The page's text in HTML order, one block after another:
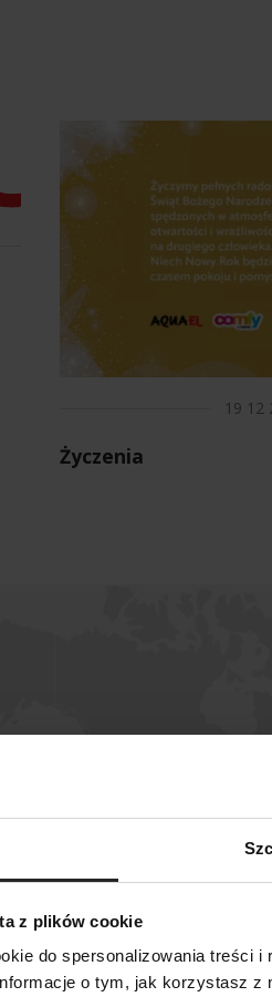
z plików cookie
do spersonalizowania treści i
o tym, jak korzystasz z
19 12
Życzenia